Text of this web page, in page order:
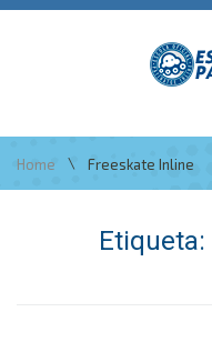
Home \ Freeskate Inline
Etiqueta: